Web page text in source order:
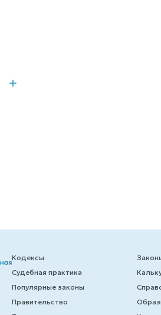
Кодексы
Судебная практика
Популярные законы
Правительство